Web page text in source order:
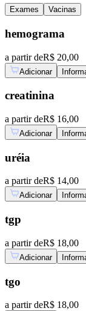
Exames Vacinas
hemograma
a partir deR$ 20,00
Adicionar
creatinina
a partir deR$ 16,00
Adicionar
uréia
a partir deR$ 14,00
Adicionar
tgp
a partir deR$ 18,00
Adicionar
tgo
a partir deR$ 18,00